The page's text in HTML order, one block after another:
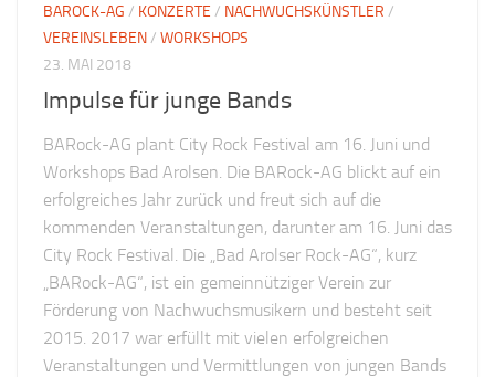
BAROCK-AG / KONZERTE / NACHWUCHSKÜNSTLER /
VEREINSLEBEN/ WORKSHOPS
23. MAI 2018
Impulse für junge Bands
BARock-AG plant City Rock Festival am 16. Juni und
Workshops Bad Arolsen. Die BARock-AG blickt auf ein
erfolgreiches Jahr zurück und freut sich auf die
kommenden Veranstaltungen, darunter am 16. Juni das
City Rock Festival. Die „Bad Arolser Rock-AG“, kurz
„BARock-AG“, ist ein gemeinnütziger Verein zur
Förderung von Nachwuchsmusikern und besteht seit
2015. 2017 war erfüllt mit vielen erfolgreichen
Veranstaltungen und Vermittlungen von jungen Bands